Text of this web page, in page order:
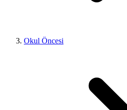
Okul Öncesi